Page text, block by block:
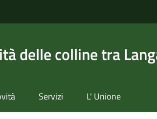
delle colline tra
Servizi L' Unione